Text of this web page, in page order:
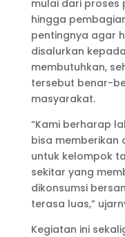
mulai dari proses
hingga
pentingnya agar
disalurkan
membutuhkan,
tersebut benar-
masyarakat.
“Kami berharap
bisa memberikan
untuk kelompok
sekitar yang
dikonsumsi
terasa luas,”
Kegiatan ini